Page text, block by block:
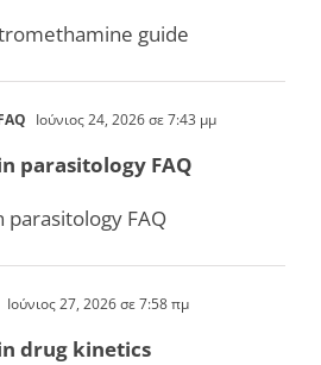
guide
Ιούνιος 24, 2026 σε 7:43 μμ
parasitology FAQ
parasitology FAQ
Ιούνιος 27, 2026 σε 7:58 πμ
drug kinetics